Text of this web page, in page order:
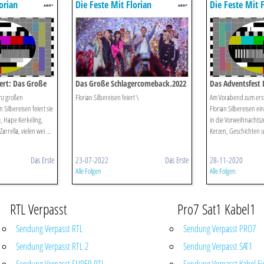
Das Große
großen
Silbereisen feiert sie
Hape Kerkeling,
vielen wei ...
Das Erste
Die Feste Mit Florian
Silbereisen
Das Große Schlagercomeback.2022
Florian Silbereisen feiert \
23-07-2022 Das Erste
Alle Folgen
Die Feste Mit
Silbereisen
Das Adventsfest
Am Vorabend zum
Florian Silbereisen
in die
Kerzen, Geschichten
28-11-2020
Alle Folgen
RTL Verpasst
Sendung Verpasst RTL
Sendung Verpasst RTL 2
Pro7 Sat1 Kabel1
Sendung Verpasst PRO7
Sendung Verpasst SAT1